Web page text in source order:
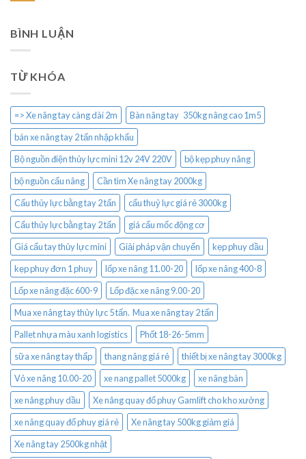
BÌNH LUẬN
TỪ KHÓA
=> Xe nâng tay càng dài 2m
Bàn nâng tay 350kg nâng cao 1m5
bán xe nâng tay 2 tấn nhập khẩu
Bộ nguồn điện thủy lực mini 12v 24V 220V
bộ kẹp phuy nâng
bộ nguồn cẩu nâng
Cần tìm Xe nâng tay 2000kg
Cẩu thủy lực bằng tay 2 tấn
cẩu thuỷ lực giá rẻ 3000kg
Cẩu thủy lực bằng tay 2 tấn
giá cẩu mốc động cơ
Giá cẩu tay thủy lực mini
Giải pháp vận chuyển
kẹp phuy dầu
kẹp phuy đơn 1 phuy
lốp xe nâng 11.00-20
lốp xe nâng 400-8
Lốp xe nâng đặc 600-9
Lốp đặc xe nâng 9.00-20
Mua xe nâng tay thủy lực 5 tấn. Mua xe nâng tay 2 tấn
Pallet nhựa màu xanh logistics
Phốt 18-26-5mm
sữa xe nâng tay thấp
thang nâng giá rẻ
thiết bị xe nâng tay 3000kg
Vỏ xe nâng 10.00-20
xe nang pallet 5000kg
xe nâng bàn
xe nâng phuy dầu
Xe nâng quay đổ phuy Gamlift cho kho xưởng
xe nâng quay đổ phuy giá rẻ
Xe nâng tay 500kg giảm giá
Xe nâng tay 2500kg nhật